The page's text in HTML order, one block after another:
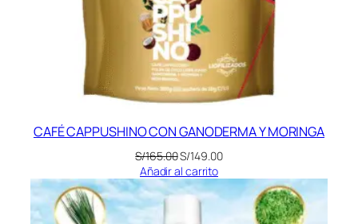
CAFÉ CAPPUSHINO CON GANODERMA Y MORINGA
S/165.00El
precio
original
era:
S/165.00.
S/149.00El
actual
es:
S/149.00.
Añadir al carrito